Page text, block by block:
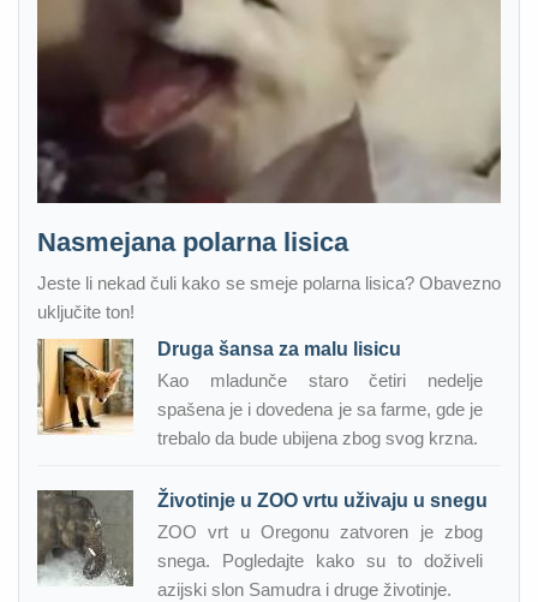
Nasmejana polarna lisica
Jeste li nekad čuli kako se smeje polarna lisica? Obavezno
uključite ton!
Druga šansa za malu lisicu
Kao mladunče staro četiri nedelje
spašena je i dovedena je sa farme, gde je
trebalo da bude ubijena zbog svog krzna.
Životinje u ZOO vrtu uživaju u snegu
ZOO vrt u Oregonu zatvoren je zbog
snega. Pogledajte kako su to doživeli
azijski slon Samudra i druge životinje.